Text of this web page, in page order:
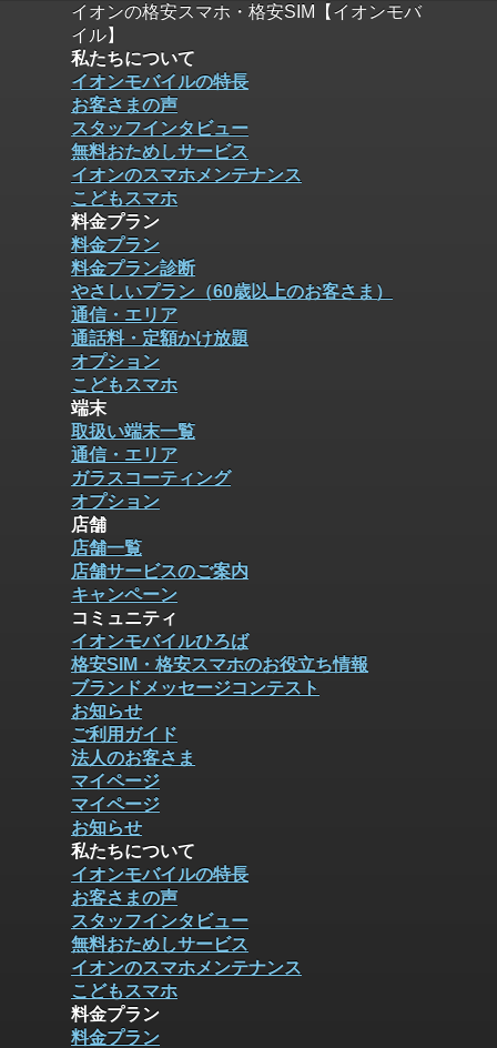
イオンの格安スマホ・格安SIM【イオンモバ
イル】
私たちについて
イオンモバイルの特長
お客さまの声
スタッフインタビュー
無料おためしサービス
イオンのスマホメンテナンス
こどもスマホ
料金プラン
料金プラン
料金プラン診断
やさしいプラン（60歳以上のお客さま）
通信・エリア
通話料・定額かけ放題
オプション
こどもスマホ
端末
取扱い端末一覧
通信・エリア
ガラスコーティング
オプション
店舗
店舗一覧
店舗サービスのご案内
キャンペーン
コミュニティ
イオンモバイルひろば
格安SIM・格安スマホのお役立ち情報
ブランドメッセージコンテスト
お知らせ
ご利用ガイド
法人のお客さま
マイページ
マイページ
お知らせ
私たちについて
イオンモバイルの特長
お客さまの声
スタッフインタビュー
無料おためしサービス
イオンのスマホメンテナンス
こどもスマホ
料金プラン
料金プラン